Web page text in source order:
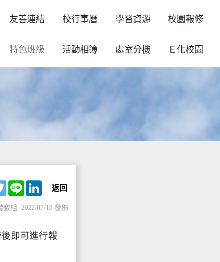
友善連結 校行事曆 學習資源 校園報修
特色班級 活動相簿 處室分機 Ｅ化校園
TwitterLine LinkedIn
返回
教組 2022/07/18 發佈
即可進行報